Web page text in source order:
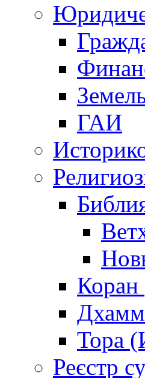
ГАИ
Коран
Тора
Реєстр